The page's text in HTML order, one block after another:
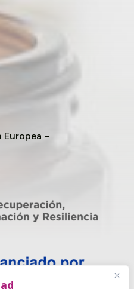
Europea –